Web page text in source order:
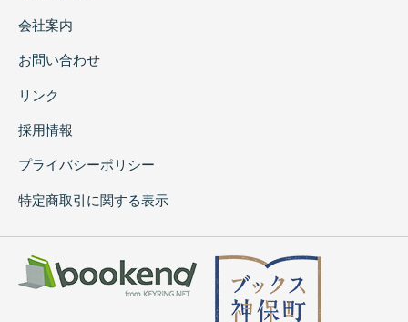
会社案内
お問い合わせ
リンク
採用情報
プライバシーポリシー
特定商取引に関する表示